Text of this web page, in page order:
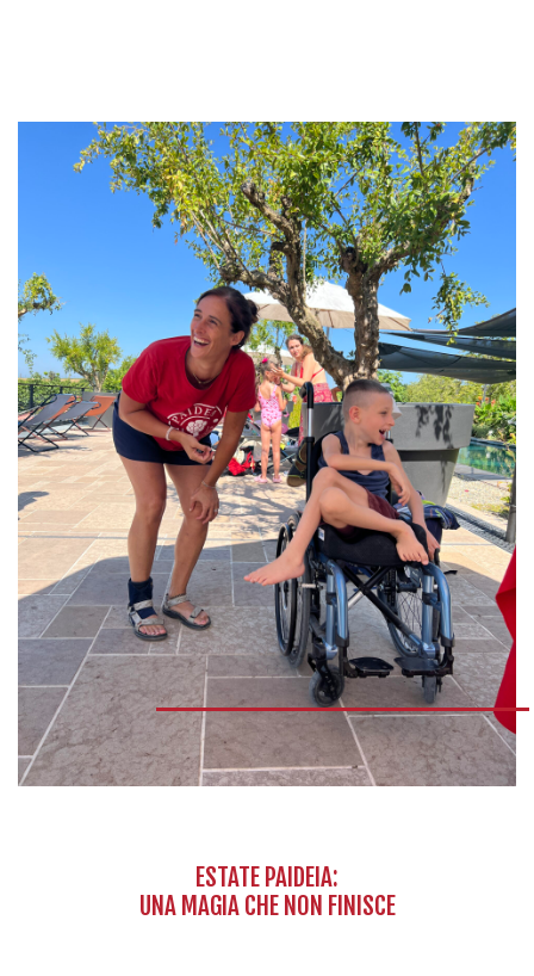
ESTATE PAIDEIA:
UNA MAGIA CHE NON FINISCE